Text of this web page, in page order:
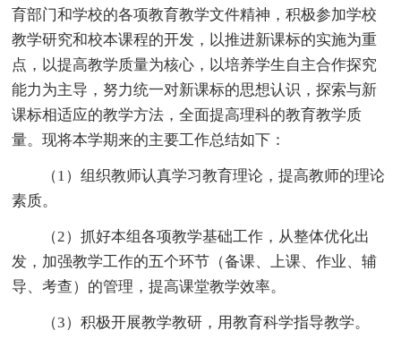
育部门和学校的各项教育教学文件精神，积极参加学校
教学研究和校本课程的开发，以推进新课标的实施为重
点，以提高教学质量为核心，以培养学生自主合作探究
能力为主导，努力统一对新课标的思想认识，探索与新
课标相适应的教学方法，全面提高理科的教育教学质
量。现将本学期来的主要工作总结如下：
（1）组织教师认真学习教育理论，提高教师的理论
素质。
（2）抓好本组各项教学基础工作，从整体优化出
发，加强教学工作的五个环节（备课、上课、作业、辅
导、考查）的管理，提高课堂教学效率。
（3）积极开展教学教研，用教育科学指导教学。